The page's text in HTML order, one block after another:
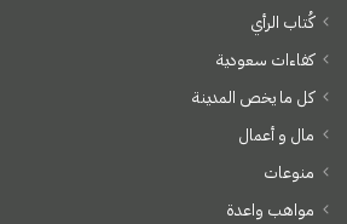
كُتاب الرأي
كفاءات سعودية
كل ما يخص المدينة
مال و أعمال
منوعات
مواهب واعدة